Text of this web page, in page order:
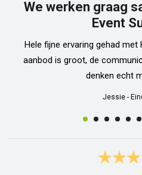
We werken graag
Event
Hele fijne ervaring gehad
aanbod is groot, de
denken echt
Jessie -